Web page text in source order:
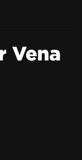
Vena